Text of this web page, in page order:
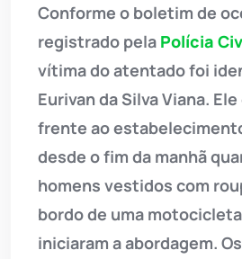
Conforme o boletim de
registrado pela Polícia
vítima do atentado foi
Eurivan da Silva Viana.
frente ao
desde o fim da manhã
homens vestidos com
bordo de uma
iniciaram a abordagem.